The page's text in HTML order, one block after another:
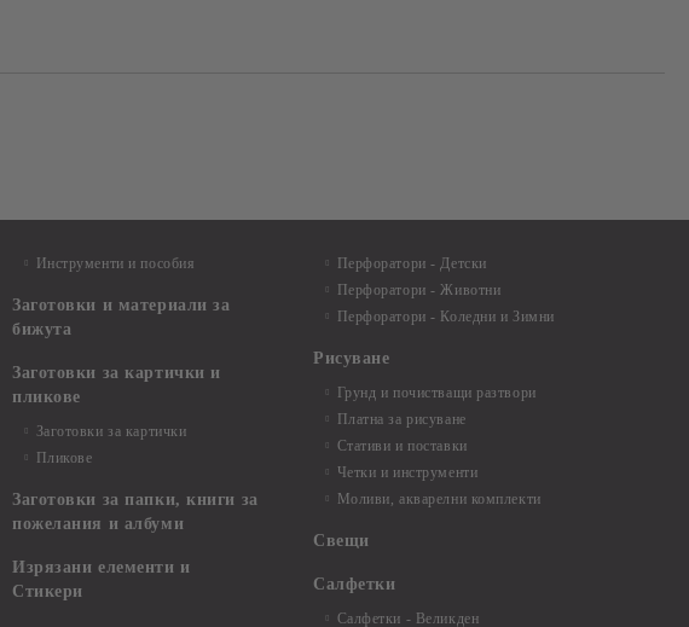
Инструменти и пособия
Заготовки и материали за
бижута
Заготовки за картички и
пликове
Заготовки за картички
Пликове
Заготовки за папки, книги за
пожелания и албуми
Изрязани елементи и
Стикери
Перфоратори - Детски
Перфоратори - Животни
Перфоратори - Коледни и Зимни
Рисуване
Грунд и почистващи разтвори
Платна за рисуване
Стативи и поставки
Четки и инструменти
Моливи, акварелни комплекти
Свещи
Салфетки
Салфетки - Великден